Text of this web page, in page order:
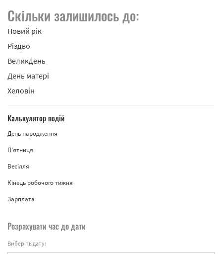
Скільки залишилось до:
Новий рік
Різдво
Великдень
День матері
Хеловін
Калькулятор подій
День народження
П'ятниця
Весілля
Кінець робочого тижня
Зарплата
Розрахувати час до дати
Виберіть дату: